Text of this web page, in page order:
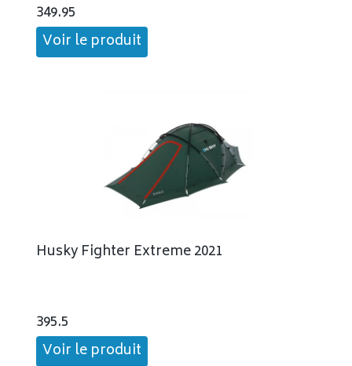
349.95
Voir le produit
Husky Fighter Extreme 2021
395.5
Voir le produit